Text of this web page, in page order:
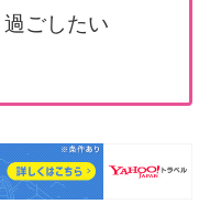
ごしたい